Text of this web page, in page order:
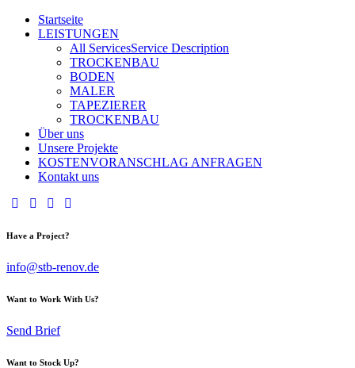
Startseite
LEISTUNGEN
All ServicesService Description
TROCKENBAU
BODEN
MALER
TAPEZIERER
TROCKENBAU
Über uns
Unsere Projekte
KOSTENVORANSCHLAG ANFRAGEN
Kontakt uns
Have a Project?
info@stb-renov.de
Want to Work With Us?
Send Brief
Want to Stock Up?